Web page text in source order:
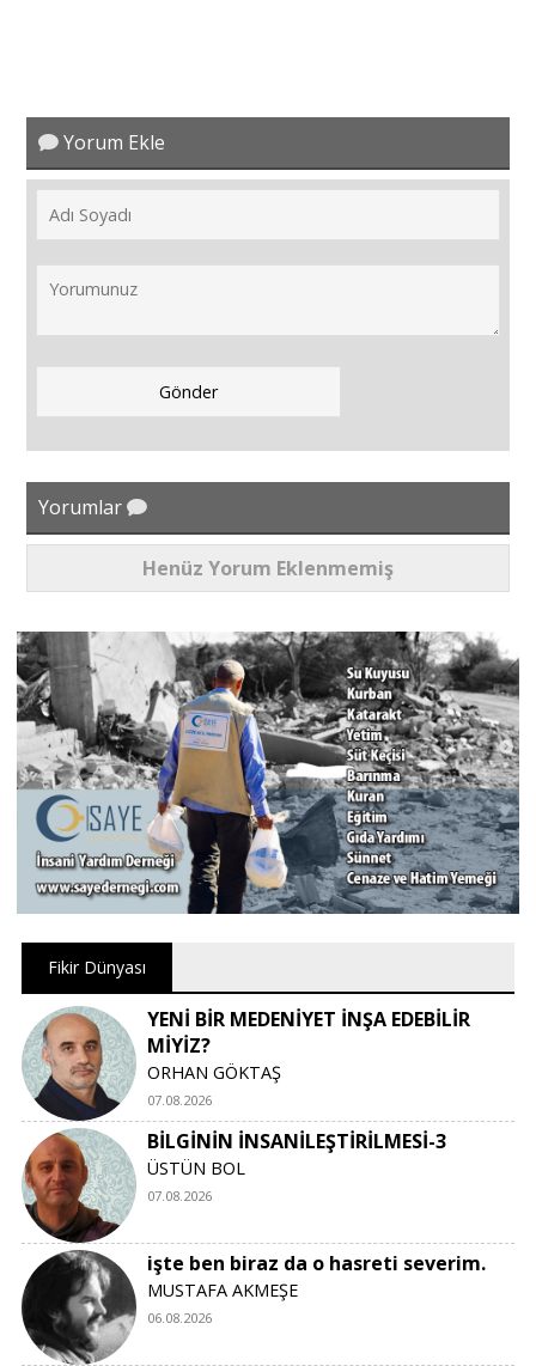
Yorum Ekle
Yorumlar
Henüz Yorum Eklenmemiş
Fikir Dünyası
YENİ BİR MEDENİYET İNŞA EDEBİLİR
MİYİZ?
ORHAN GÖKTAŞ
07.08.2026
BİLGİNİN İNSANİLEŞTİRİLMESİ-3
ÜSTÜN BOL
07.08.2026
işte ben biraz da o hasreti severim.
MUSTAFA AKMEŞE
06.08.2026